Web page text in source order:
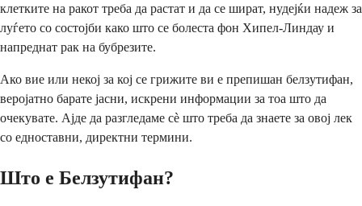
клетките на ракот треба да растат и да се шират, нудејќи надеж за
луѓето со состојби како што се болеста фон Хипел-Линдау и
напреднат рак на бубрезите.
Ако вие или некој за кој се грижите ви е препишан белзутифан,
веројатно барате јасни, искрени информации за тоа што да
очекувате. Ајде да разгледаме сè што треба да знаете за овој лек
со едноставни, директни термини.
Што е Белзутифан?